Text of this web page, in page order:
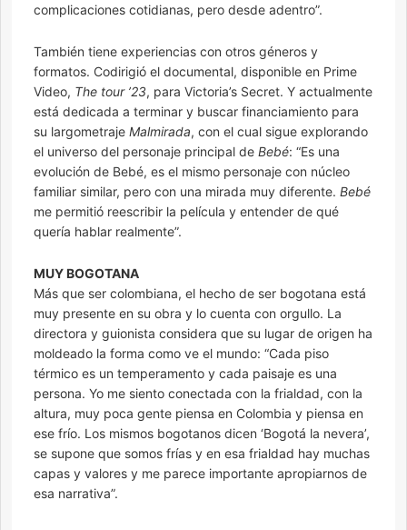
complicaciones cotidianas, pero desde adentro”.
También tiene experiencias con otros géneros y
formatos. Codirigió el documental, disponible en Prime
Video, The tour ’23, para Victoria’s Secret. Y actualmente
está dedicada a terminar y buscar financiamiento para
su largometraje Malmirada, con el cual sigue explorando
el universo del personaje principal de Bebé: “Es una
evolución de Bebé, es el mismo personaje con núcleo
familiar similar, pero con una mirada muy diferente. Bebé
me permitió reescribir la película y entender de qué
quería hablar realmente”.
MUY BOGOTANA
Más que ser colombiana, el hecho de ser bogotana está
muy presente en su obra y lo cuenta con orgullo. La
directora y guionista considera que su lugar de origen ha
moldeado la forma como ve el mundo: “Cada piso
térmico es un temperamento y cada paisaje es una
persona. Yo me siento conectada con la frialdad, con la
altura, muy poca gente piensa en Colombia y piensa en
ese frío. Los mismos bogotanos dicen ‘Bogotá la nevera’,
se supone que somos frías y en esa frialdad hay muchas
capas y valores y me parece importante apropiarnos de
esa narrativa”.